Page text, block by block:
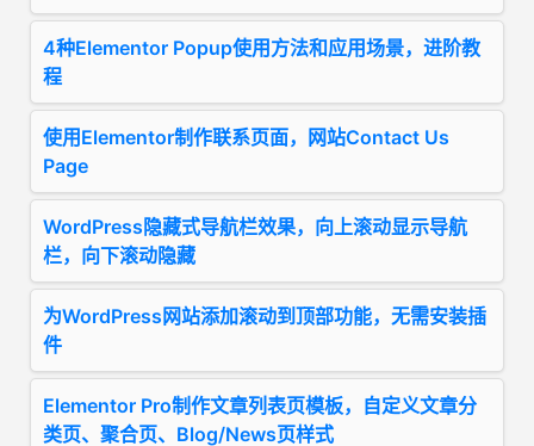
4种Elementor Popup使用方法和应用场景，进阶教
程
使用Elementor制作联系页面，网站Contact Us
Page
WordPress隐藏式导航栏效果，向上滚动显示导航
栏，向下滚动隐藏
为WordPress网站添加滚动到顶部功能，无需安装插
件
Elementor Pro制作文章列表页模板，自定义文章分
类页、聚合页、Blog/News页样式